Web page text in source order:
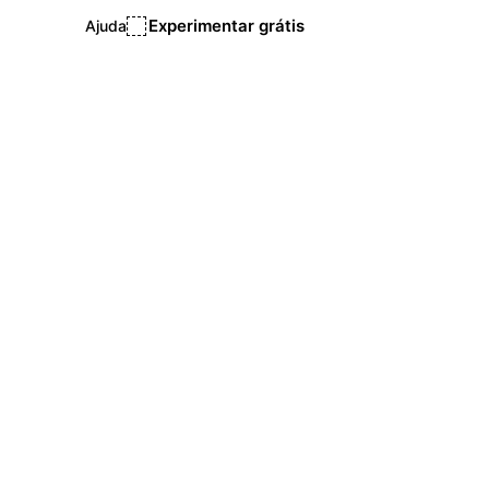
Ajuda Experimentar grátis